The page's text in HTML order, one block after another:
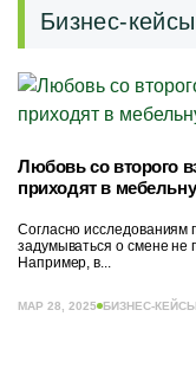
Бизнес-кейсы
Любовь со второго
приходят в
Согласно исследованиям
задумываться о смене не
Например, в...
МАР 28, 2025 БИЗНЕС-КЕЙСЫ